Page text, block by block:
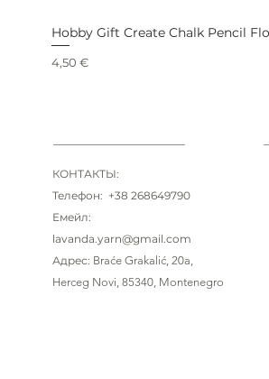
Hobby Gift Create Chalk Pencil
Цена
4,50 €
КОНТАКТЫ:
Телефон: +38 268649790
Емейл:
lavanda.yarn@gmail.com
Адрес: Braće Grakalić, 20a,
Herceg Novi, 85340, Montenegro